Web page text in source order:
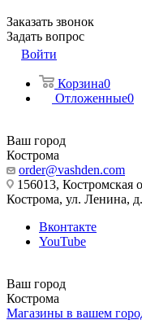
Заказать звонок
Задать вопрос
Войти
Корзина0
Отложенные0
Ваш город
Кострома
order@vashden.com
156013, Костромская
Кострома, ул. Ленина,
Вконтакте
YouTube
Ваш город
Кострома
Магазины в вашем